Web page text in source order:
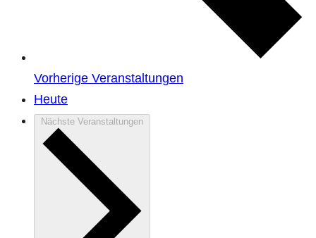
Vorherige Veranstaltungen
Heute
Nächste Veranstaltungen